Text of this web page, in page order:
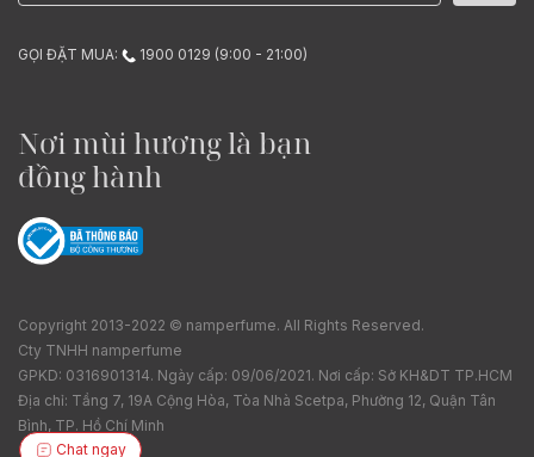
GỌI ĐẶT MUA: 1900 0129 (9:00 - 21:00)
Nơi mùi hương là bạn
đồng hành
Copyright 2013-2022 © namperfume. All Rights Reserved.
Cty TNHH namperfume
GPKD: 0316901314. Ngày cấp: 09/06/2021. Nơi cấp: Sở KH&DT TP.HCM
Địa chỉ: Tầng 7, 19A Cộng Hòa, Tòa Nhà Scetpa, Phường 12, Quận Tân
Bình, TP. Hồ Chí Minh
Chat ngay